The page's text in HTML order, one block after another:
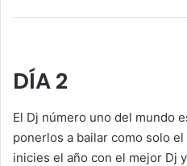
DÍA 2
El Dj número uno del mundo
ponerlos a bailar como solo
inicies el año con el mejor Dj